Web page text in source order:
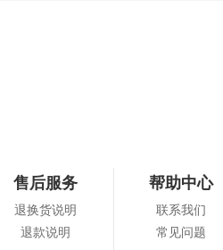
售后服务
退换货说明
退款说明
帮助中心
联系我们
常见问题